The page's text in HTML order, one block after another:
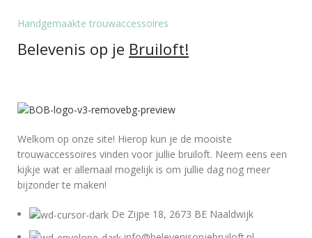
Handgemaakte trouwaccessoires
Belevenis op je Bruiloft!
Welkom op onze site! Hierop kun je de mooiste
trouwaccessoires vinden voor jullie bruiloft. Neem eens een
kijkje wat er allemaal mogelijk is om jullie dag nog meer
bijzonder te maken!
De Zijpe 18, 2673 BE Naaldwijk